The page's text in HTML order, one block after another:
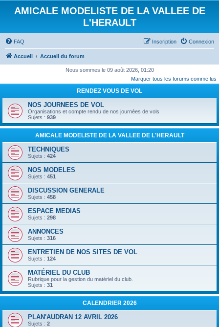
AMICALE MODELISTE DE LA VALLEE DE
L'HERAULT
FAQ Connexion
Inscription
Accueil Accueil du forum
Nous sommes le 09 août 2026, 01:20
Marquer tous les forums comme lus
RENDEZ VOUS DE VOL
NOS JOURNEES DE VOL
Organisations et compte rendu de nos journées de vols
Sujets : 939
AMICALE MODELISTE DE LA VALLEE DE L'HERAULT
TECHNIQUES
Sujets : 424
NOS MODELES
Sujets : 451
DISCUSSION GENERALE
Sujets : 458
ESPACE MEDIAS
Sujets : 298
ANNONCES
Sujets : 316
ENTRETIEN DE NOS SITES DE VOL
Sujets : 124
MATÉRIEL DU CLUB
Rubrique pour la gestion du matériel du club.
Sujets : 31
CALENDRIER 2026
PLAN'AUDRAN 12 AVRIL 2026
Sujets : 2